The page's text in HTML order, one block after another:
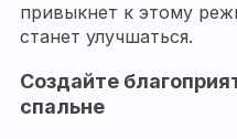
привыкнет к этому
станет улучшаться.
Создайте
спальне